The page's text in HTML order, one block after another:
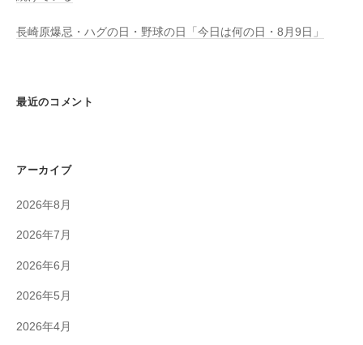
長崎原爆忌・ハグの日・野球の日「今日は何の日・8月9日」
最近のコメント
アーカイブ
2026年8月
2026年7月
2026年6月
2026年5月
2026年4月